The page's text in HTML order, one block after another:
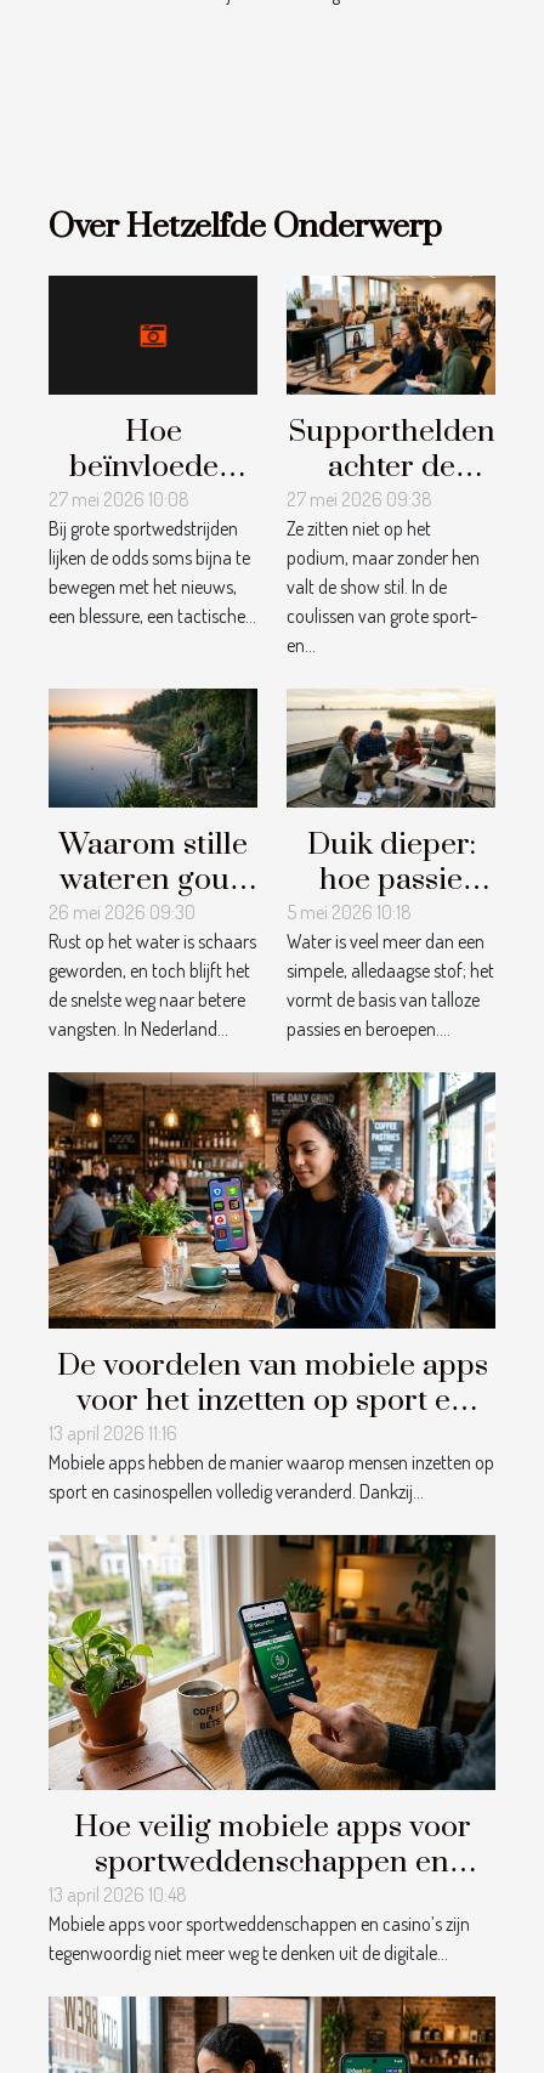
Over Hetzelfde Onderwerp
Hoe
beïnvloeden
sportkenners
de odds op
grote
wedstrijden?
27 mei 2026 10:08
Bij grote sportwedstrijden
lijken de odds soms bijna te
bewegen met het nieuws,
een blessure, een tactische...
Supporthelden
achter de
schermen:
waar winnaars
écht geholpen
worden
27 mei 2026 09:38
Ze zitten niet op het
podium, maar zonder hen
valt de show stil. In de
coulissen van grote sport-
en...
Waarom stille
wateren goud
waard zijn
voor
hengelsporters
26 mei 2026 09:30
Rust op het water is schaars
geworden, en toch blijft het
de snelste weg naar betere
vangsten. In Nederland...
Duik dieper:
hoe passie
voor water
verbindt over
disciplines
heen
5 mei 2026 10:18
Water is veel meer dan een
simpele, alledaagse stof; het
vormt de basis van talloze
passies en beroepen....
De voordelen van mobiele apps
voor het inzetten op sport en
13 april 2026 11:16
Mobiele apps hebben de manier waarop mensen inzetten op
sport en casinospellen volledig veranderd. Dankzij...
Hoe veilig mobiele apps voor
sportweddenschappen en
casino's te gebruiken?
13 april 2026 10:48
Mobiele apps voor sportweddenschappen en casino’s zijn
tegenwoordig niet meer weg te denken uit de digitale...